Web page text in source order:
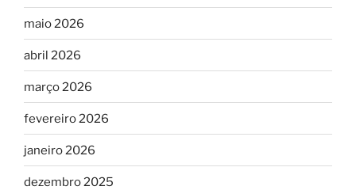
maio 2026
abril 2026
março 2026
fevereiro 2026
janeiro 2026
dezembro 2025